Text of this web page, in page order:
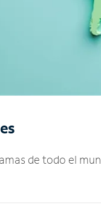
de todo el